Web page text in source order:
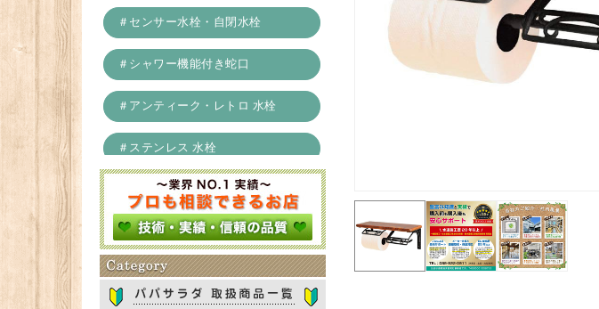
＃センサー水栓・自閉水栓
＃シャワー機能付き蛇口
＃アンティーク・レトロ 水栓
＃ステンレス 水栓
＃浄水器